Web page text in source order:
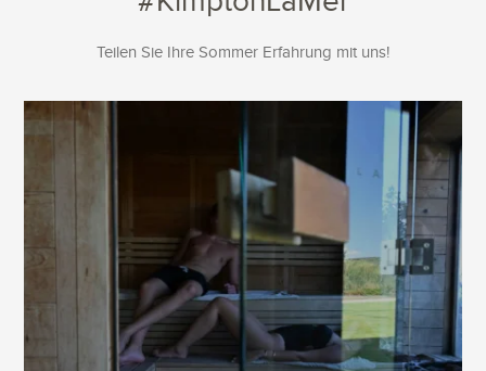
Teilen Sie Ihre Sommer Erfahrung mit uns!